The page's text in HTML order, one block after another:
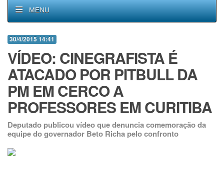
MENU
30/4/2015 14:41
VÍDEO: CINEGRAFISTA É
ATACADO POR PITBULL DA
PM EM CERCO A
PROFESSORES EM CURITIBA
Deputado publicou vídeo que denuncia comemoração da
equipe do governador Beto Richa pelo confronto